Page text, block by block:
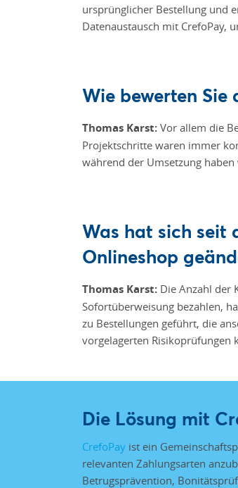
ursprünglicher Bestellung und
Datenaustausch mit CrefoPay,
Wie bewerten Sie
Thomas Karst: Vor allem die
Projektschritte waren immer
während der Umsetzung haben
Was hat sich seit
Onlineshop
Thomas Karst: Die Anzahl der
Sofortüberweisung bezahlen,
zu Bestellungen geführt, die
vorgelagerten Risikoprüfungen
Die Lösung mit
CrefoPay ist ein
relevanten Zahlungsarten
Betrugsprävention,